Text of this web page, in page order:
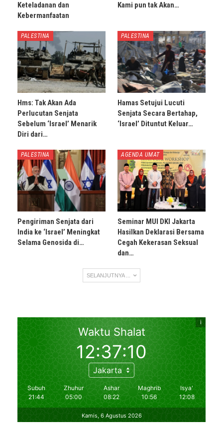
Keteladanan dan
Kebermanfaatan
Kami pun tak Akan…
PALESTINA
Hms: Tak Akan Ada
Perlucutan Senjata
Sebelum ‘Israel’ Menarik
Diri dari…
PALESTINA
Hamas Setujui Lucuti
Senjata Secara Bertahap,
‘Israel’ Dituntut Keluar…
PALESTINA
Pengiriman Senjata dari
India ke ‘Israel’ Meningkat
Selama Genosida di…
AGENDA UMAT
Seminar MUI DKI Jakarta
Hasilkan Deklarasi Bersama
Cegah Kekerasan Seksual
dan…
SELANJUTNYA ...